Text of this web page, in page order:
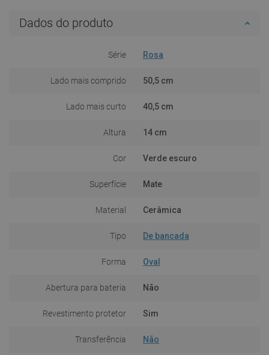
Dados do produto
Série Rosa
Lado mais comprido 50,5 cm
Lado mais curto 40,5 cm
Altura 14 cm
Cor Verde escuro
Superfície Mate
Material Cerâmica
Tipo De bancada
Forma Oval
Abertura para bateria Não
Revestimento protetor Sim
Transferência Não